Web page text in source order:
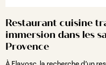
Restaurant cuisine
immersion dans les
Provence